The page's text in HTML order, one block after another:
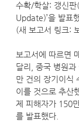
수확/학살: 갱신
Update)’을 발표
(새 보고서 링크:
보고서에 따르면
달리, 중국 병원
만 건의 장기이식
이를 것으로 추산
제 피해자가 150
를 발표했다.